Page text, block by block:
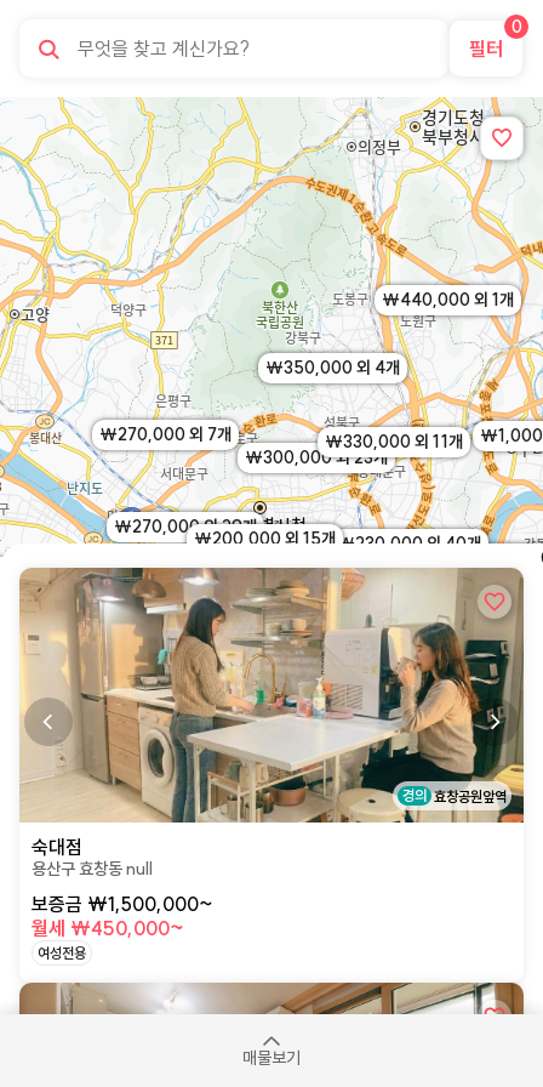
필터
0
매물보기
경의 효창공원앞역
숙대점
용산구 효창동 null
보증금 ₩1,500,000~
월세 ₩450,000~
여성전용
상세페이지로 이동
상세페이지로 이동
￦340,000 외 22개
￦270,000 외 29개
￦210,000 외 17개
￦230,000 외 11개
￦
￦
￦230,000 외 40개
￦800,000
￦300,000 외 23개
￦200,000 외 15개
￦500,000 외 3개
￦270,000 외 7개 ￦330,000 외 11개
230,000 외 7개
￦240,000 외 3개
￦440,000 외 1개
￦350,000 외 4개